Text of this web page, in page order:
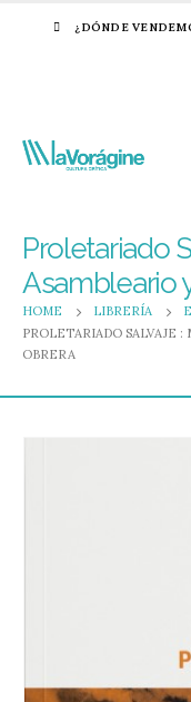
¿DÓNDE
Proletariado
Asambleario
HOME LIBRERÍA
PROLETARIADO SALVAJE
OBRERA